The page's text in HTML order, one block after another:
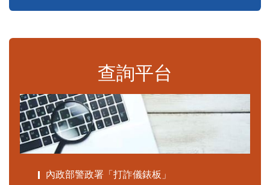
查詢平台
內政部警政署「打詐儀錶板」